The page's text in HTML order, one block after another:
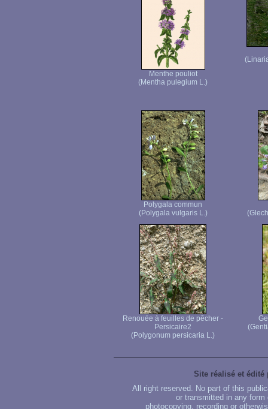
Menthe pouliot
(Mentha pulegium L.)
Polygala commun
(Polygala vulgaris L.)
Renouée à feuilles de pêcher -
Persicaire2
(Polygonum persicaria L.)
Site réalisé et édité
All right reserved. No part of this
or transmitted in any
photocopying, recording or